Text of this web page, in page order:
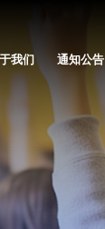
我们 通知公告